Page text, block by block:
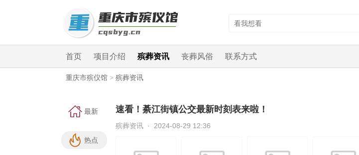
首页 项目介绍 殡葬资讯 丧葬风俗 联系方式
重庆市殡仪馆 > 殡葬资讯
最新
热点
速看！綦江街镇公交最新时刻表来啦！
殡葬资讯 · 2024-08-29 12:36